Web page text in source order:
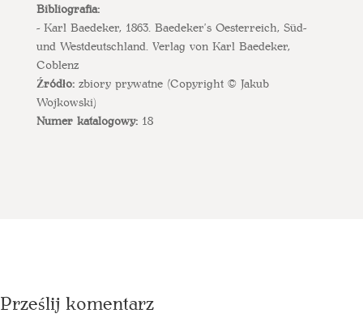
Bibliografia:
- Karl Baedeker, 1863. Baedeker's Oesterreich, Süd-
und Westdeutschland. Verlag von Karl Baedeker,
Coblenz
Źródło:zbiory prywatne (Copyright © Jakub
Wojkowski)
Numer katalogowy:18
Prześlij komentarz